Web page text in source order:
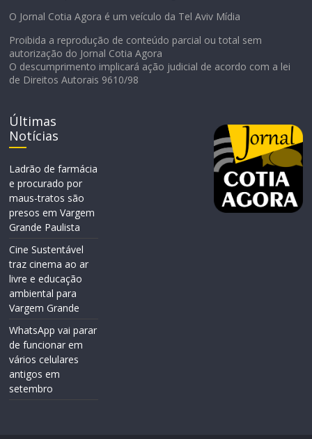
O Jornal Cotia Agora é um veículo da Tel Aviv Mídia
Proibida a reprodução de conteúdo parcial ou total sem
autorização do Jornal Cotia Agora
O descumprimento implicará ação judicial de acordo com a lei
de Direitos Autorais 9610/98
Últimas
Notícias
Ladrão de farmácia
e procurado por
maus-tratos são
presos em Vargem
Grande Paulista
Cine Sustentável
traz cinema ao ar
livre e educação
ambiental para
Vargem Grande
WhatsApp vai parar
de funcionar em
vários celulares
antigos em
setembro